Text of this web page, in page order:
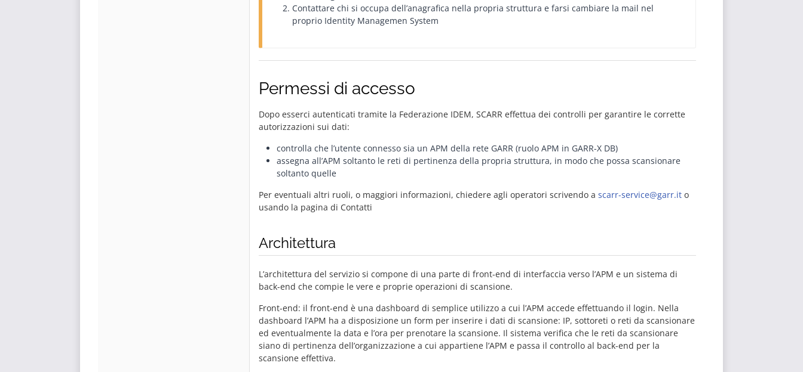
Contattare chi si occupa dell’anagrafica nella propria struttura e farsi cambiare la mail nel
proprio Identity Managemen System
Permessi di accesso
Dopo esserci autenticati tramite la Federazione IDEM, SCARR effettua dei controlli per garantire le corrette
autorizzazioni sui dati:
controlla che l’utente connesso sia un APM della rete GARR (ruolo APM in GARR-X DB)
assegna all’APM soltanto le reti di pertinenza della propria struttura, in modo che possa scansionare
soltanto quelle
Per eventuali altri ruoli, o maggiori informazioni, chiedere agli operatori scrivendo ascarr-service@garr.it o
usando la pagina di Contatti
Architettura
L’architettura del servizio si compone di una parte di front-end di interfaccia verso l’APM e un sistema di
back-end che compie le vere e proprie operazioni di scansione.
Front-end: il front-end è una dashboard di semplice utilizzo a cui l’APM accede effettuando il login. Nella
dashboard l’APM ha a disposizione un form per inserire i dati di scansione: IP, sottoreti o reti da scansionare
ed eventualmente la data e l’ora per prenotare la scansione. Il sistema verifica che le reti da scansionare
siano di pertinenza dell’organizzazione a cui appartiene l’APM e passa il controllo al back-end per la
scansione effettiva.